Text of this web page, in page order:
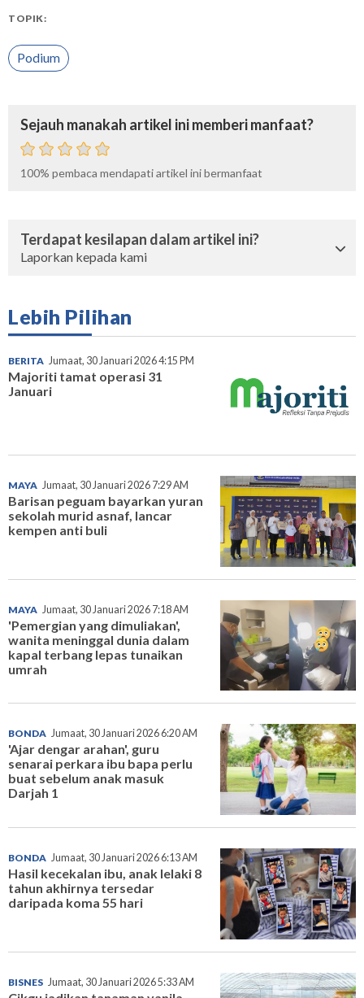
TOPIK:
Podium
Sejauh manakah artikel ini memberi manfaat?
100% pembaca mendapati artikel ini bermanfaat
Terdapat kesilapan dalam artikel ini?
Laporkan kepada kami
Lebih Pilihan
BERITA Jumaat, 30 Januari 2026 4:15 PM
Majoriti tamat operasi 31
Januari
MAYA Jumaat, 30 Januari 2026 7:29 AM
Barisan peguam bayarkan yuran
sekolah murid asnaf, lancar
kempen anti buli
MAYA Jumaat, 30 Januari 2026 7:18 AM
'Pemergian yang dimuliakan',
wanita meninggal dunia dalam
kapal terbang lepas tunaikan
umrah
BONDA Jumaat, 30 Januari 2026 6:20 AM
'Ajar dengar arahan', guru
senarai perkara ibu bapa perlu
buat sebelum anak masuk
Darjah 1
BONDA Jumaat, 30 Januari 2026 6:13 AM
Hasil kecekalan ibu, anak lelaki 8
tahun akhirnya tersedar
daripada koma 55 hari
BISNES Jumaat, 30 Januari 2026 5:33 AM